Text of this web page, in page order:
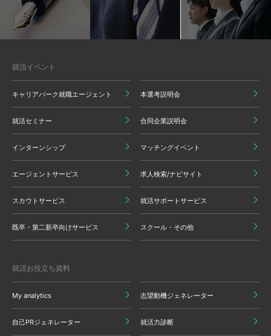
就活イベント
キャリアパーク就職エージェント 本選考説明会
就活セミナー 合同企業説明会
インターンシップ マッチングイベント
エージェントサービス 求人検索/ナビサイト
スカウトサービス 就活サポートサービス
既卒・第二新卒向けサービス スクール・その他
就活お役立ち資料
My analytics 志望動機ジェネレーター
自己PRジェネレーター 就活力診断